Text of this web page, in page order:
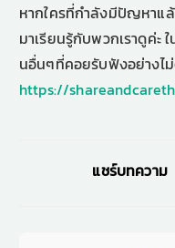
หากใครที่กำลังมีปัญหาแ
มาเรียนรู้กับพวกเราดูค่ะ
นอื่นๆที่คอยรับฟังอย่างไ
https://
แชร์บทความ